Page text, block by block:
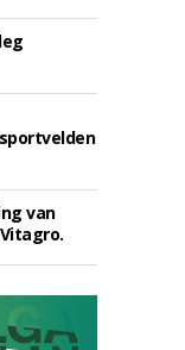
van